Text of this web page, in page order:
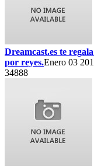
Dreamcast.es te
por reyes.Enero 03
34888